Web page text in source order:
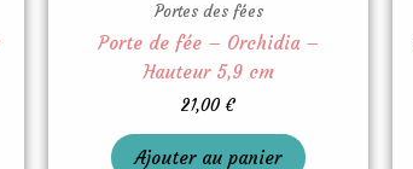
Portes des fées
Porte de fée – Orchidia –
Hauteur 5,9 cm
21,00€
Ajouter au panier